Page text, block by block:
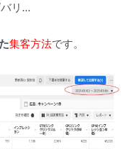
リ...
集客方法です。